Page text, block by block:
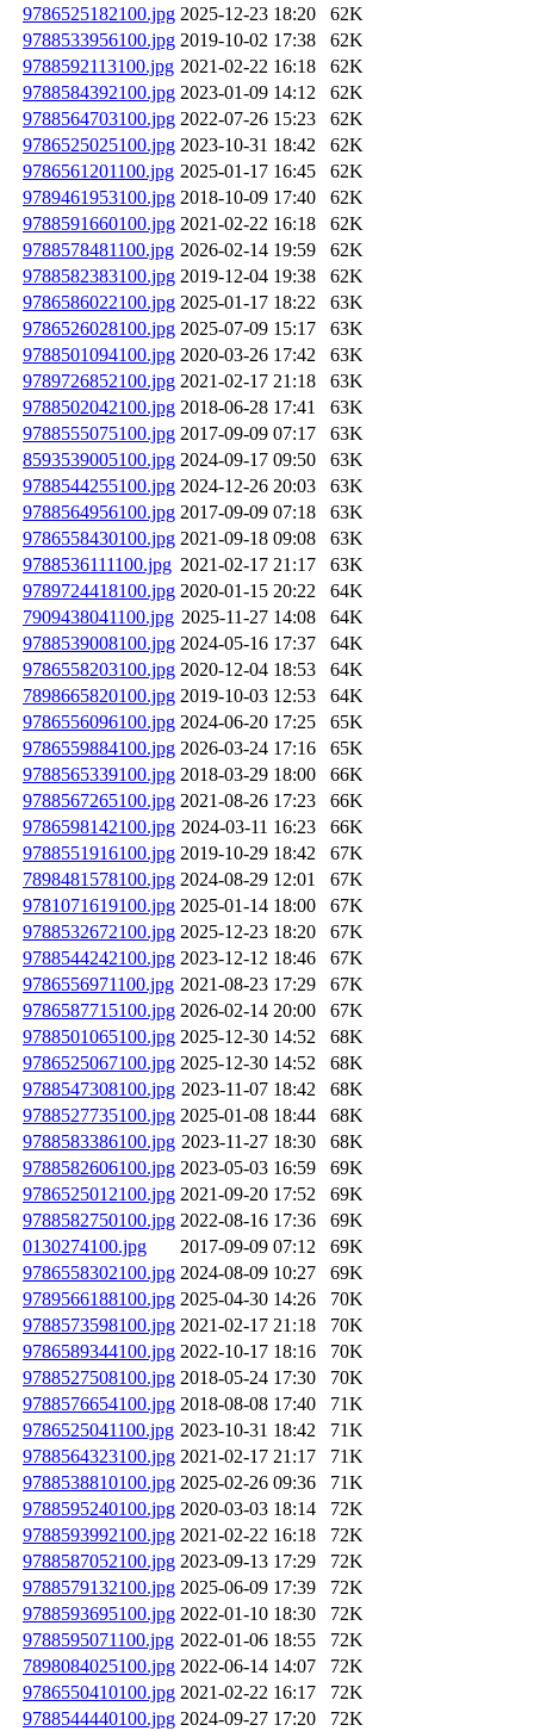
9786525182100.jpg 2025-12-23 18:20
62K
9788533956100.jpg 2019-10-02 17:38
62K
9788592113100.jpg 2021-02-22 16:18
62K
9788584392100.jpg 2023-01-09 14:12
62K
9788564703100.jpg 2022-07-26 15:23
62K
9786525025100.jpg 2023-10-31 18:42
62K
9786561201100.jpg 2025-01-17 16:45
62K
9789461953100.jpg 2018-10-09 17:40
62K
9788591660100.jpg 2021-02-22 16:18
62K
9788578481100.jpg 2026-02-14 19:59
62K
9788582383100.jpg 2019-12-04 19:38
62K
9786586022100.jpg 2025-01-17 18:22
63K
9786526028100.jpg 2025-07-09 15:17
63K
9788501094100.jpg 2020-03-26 17:42
63K
9789726852100.jpg 2021-02-17 21:18
63K
9788502042100.jpg 2018-06-28 17:41
63K
9788555075100.jpg 2017-09-09 07:17
63K
8593539005100.jpg 2024-09-17 09:50
63K
9788544255100.jpg 2024-12-26 20:03
63K
9788564956100.jpg 2017-09-09 07:18
63K
9786558430100.jpg 2021-09-18 09:08
63K
9788536111100.jpg 2021-02-17 21:17
63K
9789724418100.jpg 2020-01-15 20:22
64K
7909438041100.jpg 2025-11-27 14:08
64K
9788539008100.jpg 2024-05-16 17:37
64K
9786558203100.jpg 2020-12-04 18:53
64K
7898665820100.jpg 2019-10-03 12:53
64K
9786556096100.jpg 2024-06-20 17:25
65K
9786559884100.jpg 2026-03-24 17:16
65K
9788565339100.jpg 2018-03-29 18:00
66K
9788567265100.jpg 2021-08-26 17:23
66K
9786598142100.jpg 2024-03-11 16:23
66K
9788551916100.jpg 2019-10-29 18:42
67K
7898481578100.jpg 2024-08-29 12:01
67K
9781071619100.jpg 2025-01-14 18:00
67K
9788532672100.jpg 2025-12-23 18:20
67K
9788544242100.jpg 2023-12-12 18:46
67K
9786556971100.jpg 2021-08-23 17:29
67K
9786587715100.jpg 2026-02-14 20:00
67K
9788501065100.jpg 2025-12-30 14:52
68K
9786525067100.jpg 2025-12-30 14:52
68K
9788547308100.jpg 2023-11-07 18:42
68K
9788527735100.jpg 2025-01-08 18:44
68K
9788583386100.jpg 2023-11-27 18:30
68K
9788582606100.jpg 2023-05-03 16:59
69K
9786525012100.jpg 2021-09-20 17:52
69K
9788582750100.jpg 2022-08-16 17:36
69K
0130274100.jpg
2017-09-09 07:12
69K
9786558302100.jpg 2024-08-09 10:27
69K
9789566188100.jpg 2025-04-30 14:26
70K
9788573598100.jpg 2021-02-17 21:18
70K
9786589344100.jpg 2022-10-17 18:16
70K
9788527508100.jpg 2018-05-24 17:30
70K
9788576654100.jpg 2018-08-08 17:40
71K
9786525041100.jpg 2023-10-31 18:42
71K
9788564323100.jpg 2021-02-17 21:17
71K
9788538810100.jpg 2025-02-26 09:36
71K
9788595240100.jpg 2020-03-03 18:14
72K
9788593992100.jpg 2021-02-22 16:18
72K
9788587052100.jpg 2023-09-13 17:29
72K
9788579132100.jpg 2025-06-09 17:39
72K
9788593695100.jpg 2022-01-10 18:30
72K
9788595071100.jpg 2022-01-06 18:55
72K
7898084025100.jpg 2022-06-14 14:07
72K
9786550410100.jpg 2021-02-22 16:17
72K
9788544440100.jpg 2024-09-27 17:20
72K